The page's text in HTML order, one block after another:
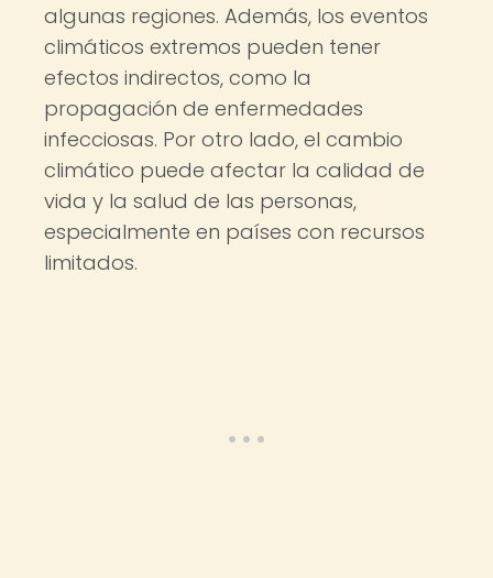
algunas regiones. Además, los eventos
climáticos extremos pueden tener
efectos indirectos, como la
propagación de enfermedades
infecciosas. Por otro lado, el cambio
climático puede afectar la calidad de
vida y la salud de las personas,
especialmente en países con recursos
limitados.